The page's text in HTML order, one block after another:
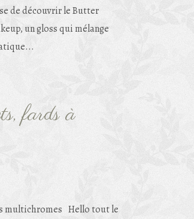
de découvrir le Butter
un gloss qui mélange
fards à
Hello tout le